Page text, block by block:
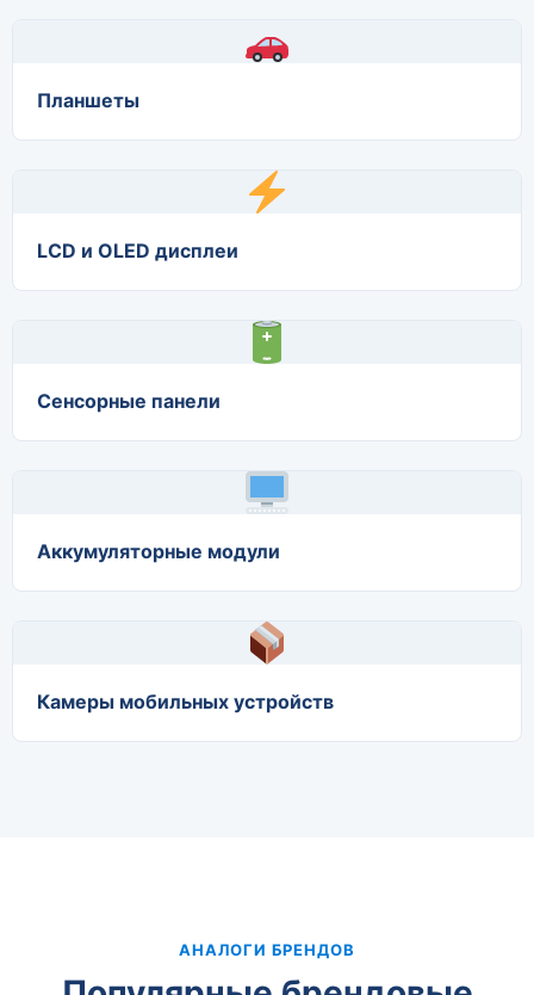
Планшеты
LCD и OLED дисплеи
Сенсорные панели
Аккумуляторные модули
Камеры мобильных устройств
АНАЛОГИ БРЕНДОВ